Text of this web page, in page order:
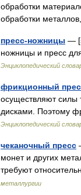
обработки
обработки
пресс-ножницы —
ножницы и пресс
Энциклопедический
фрикционный
осуществляют силы
дисками. Поэтому
Энциклопедический
чеканочный пресс
монет и других
требуют
металлургии